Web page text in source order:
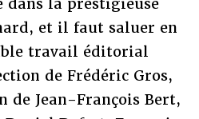
et il faut saluer en
travail éditorial
de Frédéric Gros,
de Jean-François Bert,